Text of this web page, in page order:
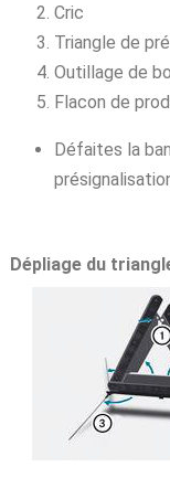
Cric
Triangle de
Outillage de
Flacon de
Défaites la
Dépliage du